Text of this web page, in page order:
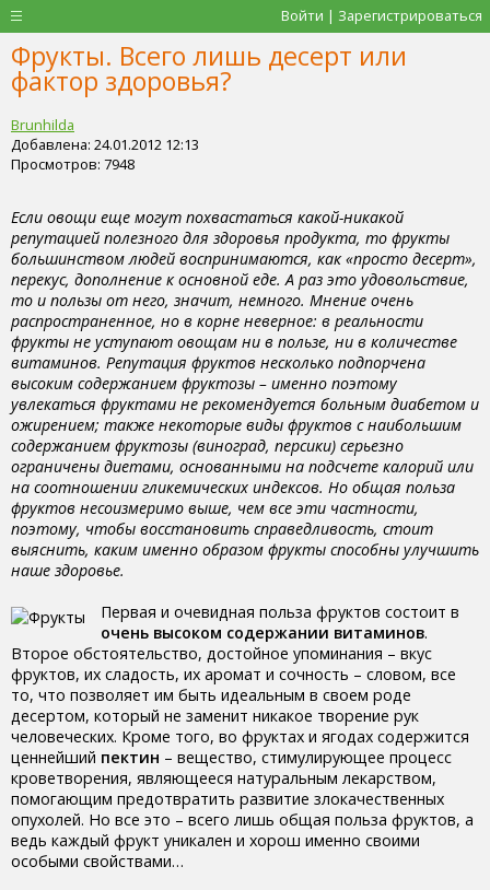
Войти | Зарегистрироваться
Фрукты. Всего лишь десерт или
фактор здоровья?
Brunhilda
Добавлена: 24.01.2012 12:13
Просмотров: 7948
Если овощи еще могут похвастаться какой-никакой
репутацией полезного для здоровья продукта, то фрукты
большинством людей воспринимаются, как «просто десерт»,
перекус, дополнение к основной еде. А раз это удовольствие,
то и пользы от него, значит, немного. Мнение очень
распространенное, но в корне неверное: в реальности
фрукты не уступают овощам ни в пользе, ни в количестве
витаминов. Репутация фруктов несколько подпорчена
высоким содержанием фруктозы – именно поэтому
увлекаться фруктами не рекомендуется больным диабетом и
ожирением; также некоторые виды фруктов с наибольшим
содержанием фруктозы (виноград, персики) серьезно
ограничены диетами, основанными на подсчете калорий или
на соотношении гликемических индексов. Но общая польза
фруктов несоизмеримо выше, чем все эти частности,
поэтому, чтобы восстановить справедливость, стоит
выяснить, каким именно образом фрукты способны улучшить
наше здоровье.
Первая и очевидная польза фруктов состоит в
очень высоком содержании витаминов.
Второе обстоятельство, достойное упоминания – вкус
фруктов, их сладость, их аромат и сочность – словом, все
то, что позволяет им быть идеальным в своем роде
десертом, который не заменит никакое творение рук
человеческих. Кроме того, во фруктах и ягодах содержится
ценнейший пектин – вещество, стимулирующее процесс
кроветворения, являющееся натуральным лекарством,
помогающим предотвратить развитие злокачественных
опухолей. Но все это – всего лишь общая польза фруктов, а
ведь каждый фрукт уникален и хорош именно своими
особыми свойствами…